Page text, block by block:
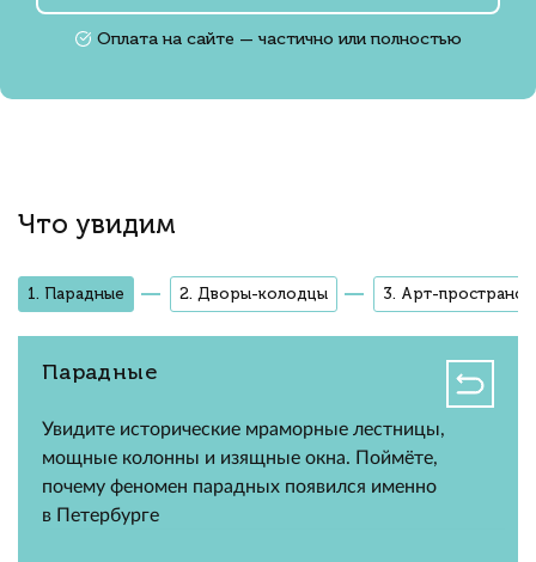
Оплата на сайте — частично или полностью
Что увидим
1. Парадные 2. Дворы-колодцы 3. Арт-
Парадные
Увидите исторические мраморные лестницы,
мощные колонны и изящные окна. Поймёте,
почему феномен парадных появился именно
в Петербурге